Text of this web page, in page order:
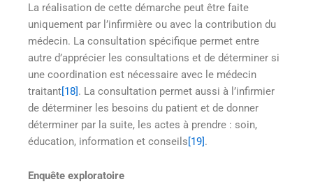
La réalisation de cette démarche peut être faite
uniquement par l’infirmière ou avec la contribution du
médecin. La consultation spécifique permet entre
autre d’apprécier les consultations et de déterminer si
une coordination est nécessaire avec le médecin
traitant[18]. La consultation permet aussi à l’infirmier
de déterminer les besoins du patient et de donner
déterminer par la suite, les actes à prendre : soin,
éducation, information et conseils[19].
Enquête exploratoire